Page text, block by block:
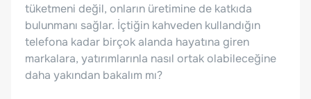
tüketmeni değil, onların üretimine de katkıda
bulunmanı sağlar. İçtiğin kahveden kullandığın
telefona kadar birçok alanda hayatına giren
markalara, yatırımlarınla nasıl ortak olabileceğine
daha yakından bakalım mı?